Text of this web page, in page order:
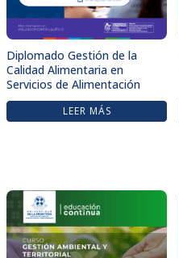
Diplomado Gestión de la
Calidad Alimentaria en
Servicios de Alimentación
LEER MÁS